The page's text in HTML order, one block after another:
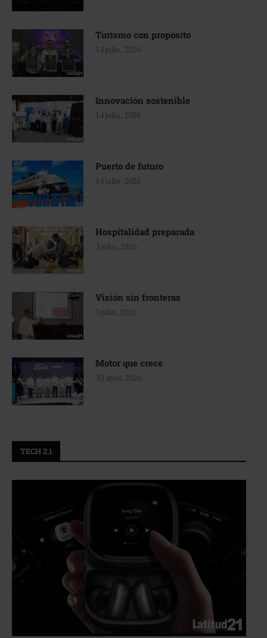
Turismo con propósito
14 julio, 2026
Innovación sostenible
14 julio, 2026
Puerto de futuro
14 julio, 2026
Hospitalidad preparada
3 julio, 2026
Visión sin fronteras
3 julio, 2026
Motor que crece
30 abril, 2026
TECH 2.1